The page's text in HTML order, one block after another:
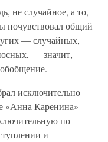
не случайное, а то,
почувствовал общий
— случайных,
— значит,
исключительно
«Анна Каренина»
по
и